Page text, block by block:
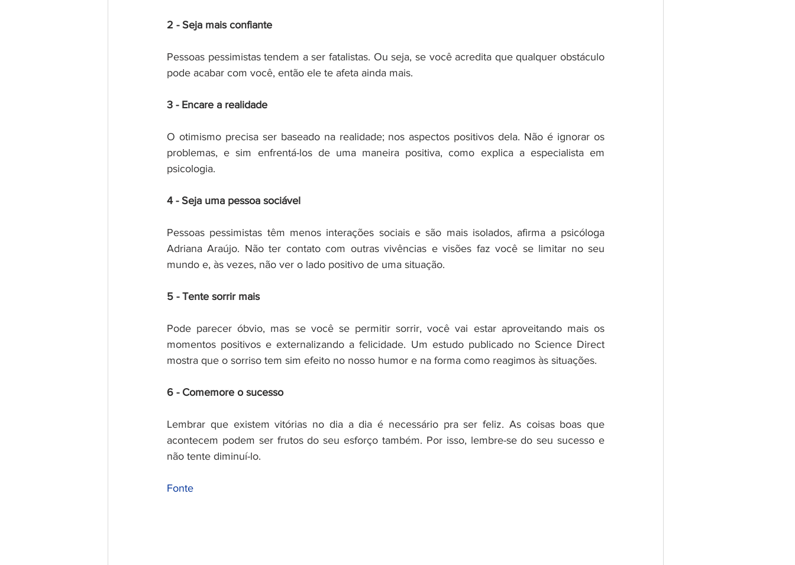
2 - Seja mais confiante
Pessoas pessimistas tendem a ser fatalistas. Ou seja, se você acredita que qualquer obstáculo
pode acabar com você, então ele te afeta ainda mais.
3 - Encare a realidade
O otimismo precisa ser baseado na realidade; nos aspectos positivos dela. Não é ignorar os
problemas, e sim enfrentá-los de uma maneira positiva, como explica a especialista em
psicologia.
4 - Seja uma pessoa sociável
Pessoas pessimistas têm menos interações sociais e são mais isolados, afirma a psicóloga
Adriana Araújo. Não ter contato com outras vivências e visões faz você se limitar no seu
mundo e, às vezes, não ver o lado positivo de uma situação.
5 - Tente sorrir mais
Pode parecer óbvio, mas se você se permitir sorrir, você vai estar aproveitando mais os
momentos positivos e externalizando a felicidade. Um estudo publicado no Science Direct
mostra que o sorriso tem sim efeito no nosso humor e na forma como reagimos às situações.
6 - Comemore o sucesso
Lembrar que existem vitórias no dia a dia é necessário pra ser feliz. As coisas boas que
acontecem podem ser frutos do seu esforço também. Por isso, lembre-se do seu sucesso e
não tente diminuí-lo.
Fonte